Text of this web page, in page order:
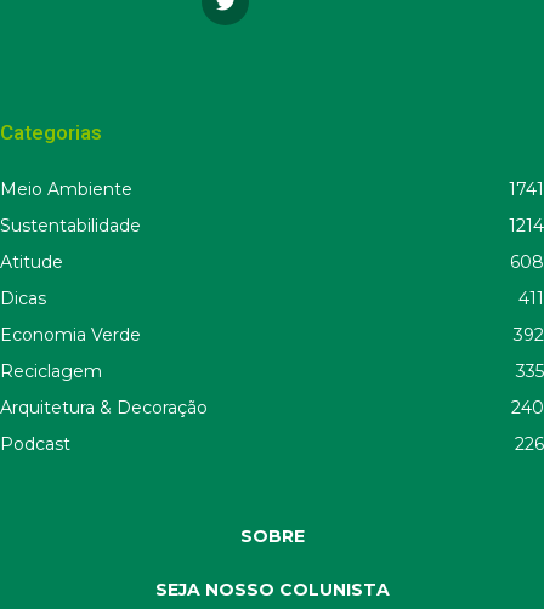
Categorias
Meio Ambiente
1741
Sustentabilidade
1214
Atitude
608
Dicas
411
Economia Verde
392
Reciclagem
335
Arquitetura & Decoração
240
Podcast
226
SOBRE
SEJA NOSSO COLUNISTA